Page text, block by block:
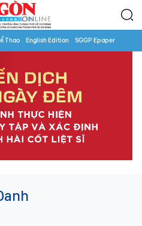
Thao English Edition SGGP Epaper